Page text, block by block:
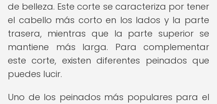
de belleza. Este corte se caracteriza por tener
el cabello más corto en los lados y la parte
trasera, mientras que la parte superior se
mantiene más larga. Para complementar
este corte, existen diferentes peinados que
puedes lucir.
Uno de los peinados más populares para el